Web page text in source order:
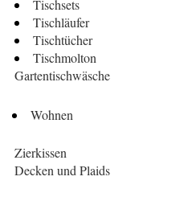
Tischsets
Tischläufer
Tischtücher
Tischmolton
Gartentischwäsche
Wohnen
Zierkissen
Decken und Plaids